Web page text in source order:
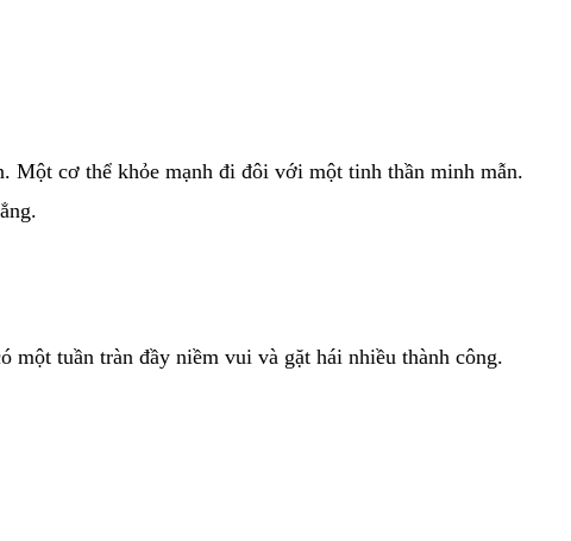
Một cơ thể khỏe mạnh đi đôi với một tinh thần minh mẫn.
tuần tràn đầy niềm vui và gặt hái nhiều thành công.